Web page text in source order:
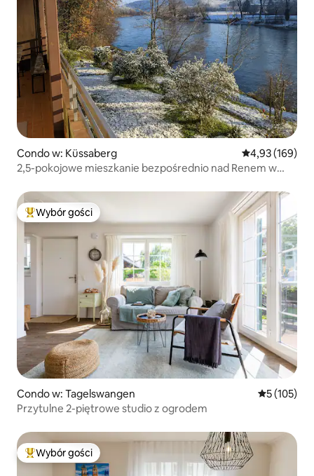
Condo w: Küssaberg Średnia
4,93 (169)
2,5-pokojowe mieszkanie bezpośrednio nad Renem w
Najpopularniejsze z kategorii Wybór gości
Wybór gości
Condo w: Tagelswangen Średnia
5 (105)
Przytulne 2-piętrowe studio z ogrodem
Najpopularniejsze z kategorii Wybór gości
Wybór gości